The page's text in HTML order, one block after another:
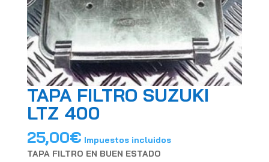
TAPA FILTRO SUZUKI
LTZ 400
25,00€ Impuestos incluidos
TAPA FILTRO EN BUEN ESTADO